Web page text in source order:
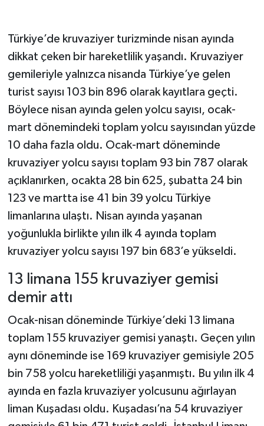
Türkiye’de kruvaziyer turizminde nisan ayında
dikkat çeken bir hareketlilik yaşandı. Kruvaziyer
gemileriyle yalnızca nisanda Türkiye’ye gelen
turist sayısı 103 bin 896 olarak kayıtlara geçti.
Böylece nisan ayında gelen yolcu sayısı, ocak-
mart dönemindeki toplam yolcu sayısından yüzde
10 daha fazla oldu. Ocak-mart döneminde
kruvaziyer yolcu sayısı toplam 93 bin 787 olarak
açıklanırken, ocakta 28 bin 625, şubatta 24 bin
123 ve martta ise 41 bin 39 yolcu Türkiye
limanlarına ulaştı. Nisan ayında yaşanan
yoğunlukla birlikte yılın ilk 4 ayında toplam
kruvaziyer yolcu sayısı 197 bin 683’e yükseldi.
13 limana 155 kruvaziyer gemisi
demir attı
Ocak-nisan döneminde Türkiye’deki 13 limana
toplam 155 kruvaziyer gemisi yanaştı. Geçen yılın
aynı döneminde ise 169 kruvaziyer gemisiyle 205
bin 758 yolcu hareketliliği yaşanmıştı. Bu yılın ilk 4
ayında en fazla kruvaziyer yolcusunu ağırlayan
liman Kuşadası oldu. Kuşadası’na 54 kruvaziyer